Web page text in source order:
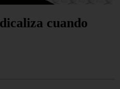
cuando